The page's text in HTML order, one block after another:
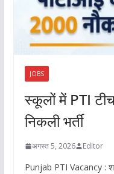
JOBS
स्कूलों में PTI
निकली भर्ती
अगस्त 5, 2026 Editor
Punjab PTI Vacancy :